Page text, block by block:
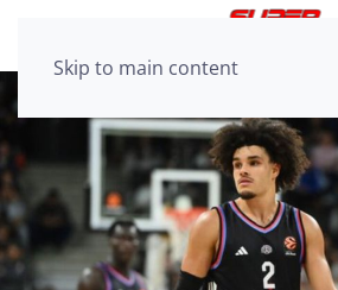
Skip to main content